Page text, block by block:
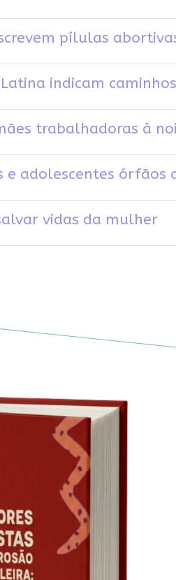
pílulas
indicam caminhos
trabalhadoras à
e adolescentes
vidas da mulher